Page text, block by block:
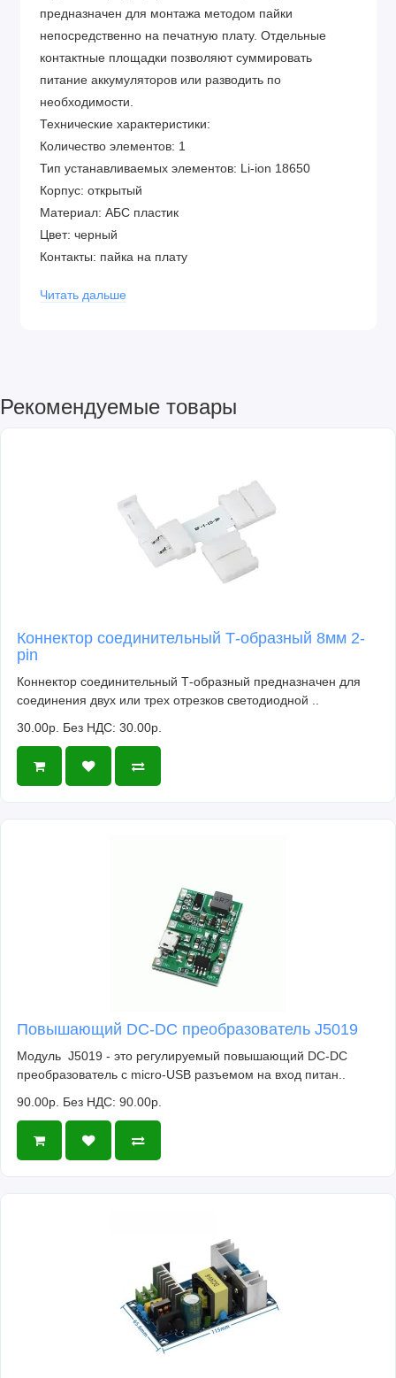
предназначен для монтажа методом пайки
непосредственно на печатную плату. Отдельные
контактные площадки позволяют суммировать
питание аккумуляторов или разводить по
необходимости.
Технические характеристики:
Количество элементов: 1
Тип устанавливаемых элементов: Li-ion 18650
Корпус: открытый
Материал: АБС пластик
Цвет: черный
Контакты: пайка на плату
Читать дальше
Рекомендуемые товары
Коннектор соединительный Т-образный 8мм 2-
pin
Коннектор соединительный Т-образный предназначен для
соединения двух или трех отрезков светодиодной ..
30.00р. Без НДС: 30.00р.
Повышающий DC-DC преобразователь J5019
Модуль J5019 - это регулируемый повышающий DC-DC
преобразователь c micro-USB разъемом на вход питан..
90.00р. Без НДС: 90.00р.